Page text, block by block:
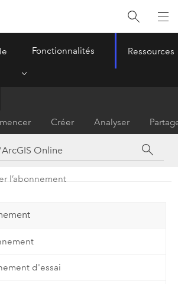
Fonctionnalités Ressources
Créer Analyser
l’abonnement
d'essai